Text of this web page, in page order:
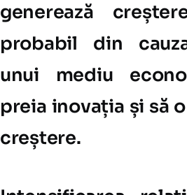
generează
probabil din
unui mediu
preia inovația și să
creștere.